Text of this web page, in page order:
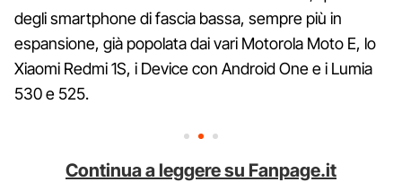
degli smartphone di fascia bassa, sempre più in
espansione, già popolata dai vari Motorola Moto E, lo
Xiaomi Redmi 1S, i Device con Android One e i Lumia
530 e 525.
Continua a leggere su Fanpage.it